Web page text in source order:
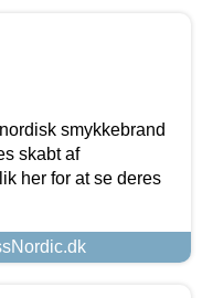
smykkebrand
skabt af
her for at se deres